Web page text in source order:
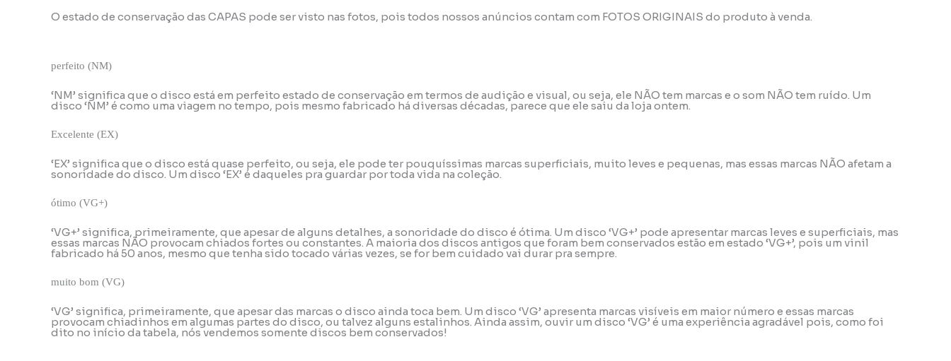
O estado de conservação das CAPAS pode ser visto nas fotos, pois todos nossos anúncios contam com FOTOS ORIGINAIS do produto à venda.
perfeito (NM)
‘NM’ significa que o disco está em perfeito estado de conservação em termos de audição e visual, ou seja, ele NÃO tem marcas e o som NÃO tem ruído. Um
disco ‘NM’ é como uma viagem no tempo, pois mesmo fabricado há diversas décadas, parece que ele saiu da loja ontem.
Excelente (EX)
‘EX’ significa que o disco está quase perfeito, ou seja, ele pode ter pouquíssimas marcas superficiais, muito leves e pequenas, mas essas marcas NÃO afetam a
sonoridade do disco. Um disco ‘EX’ é daqueles pra guardar por toda vida na coleção.
ótimo (VG+)
‘VG+’ significa, primeiramente, que apesar de alguns detalhes, a sonoridade do disco é ótima. Um disco ‘VG+’ pode apresentar marcas leves e superficiais, mas
essas marcas NÃO provocam chiados fortes ou constantes. A maioria dos discos antigos que foram bem conservados estão em estado ‘VG+’, pois um vinil
fabricado há 50 anos, mesmo que tenha sido tocado várias vezes, se for bem cuidado vai durar pra sempre.
muito bom (VG)
‘VG’ significa, primeiramente, que apesar das marcas o disco ainda toca bem. Um disco ‘VG’ apresenta marcas visíveis em maior número e essas marcas
provocam chiadinhos em algumas partes do disco, ou talvez alguns estalinhos. Ainda assim, ouvir um disco ‘VG’ é uma experiência agradável pois, como foi
dito no início da tabela, nós vendemos somente discos bem conservados!